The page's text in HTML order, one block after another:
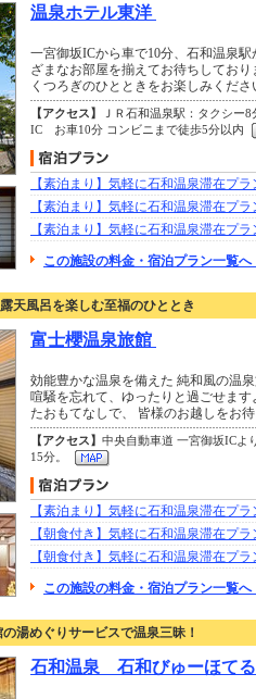
温泉ホテル東洋
一宮御坂ICから車で10分、石和温泉
ざまなお部屋を揃えてお待ちしてお
くつろぎのひとときをお楽しみくださ
【アクセス】
ＪＲ石和温泉駅：タクシ
IC お車10分 コンビニまで徒歩5分以内
【素泊まり】気軽に石和温泉滞在プ
【素泊まり】気軽に石和温泉滞在プ
【素泊まり】気軽に石和温泉滞在プ
この施設の料金・宿泊プラン一覧
天風呂を楽しむ至福のひととき
富士櫻温泉旅館
効能豊かな温泉を備えた 純和風の温
喧騒を忘れて、ゆったりと過ごせま
たおもてなしで、 皆様のお越しをお
【アクセス】 中央自動車道 一宮御坂ICよ
15分。
【素泊まり】気軽に石和温泉滞在プラ
【朝食付き】気軽に石和温泉滞在プラ
【朝食付き】気軽に石和温泉滞在プラ
この施設の料金・宿泊プラン一覧
湯めぐりサービスで温泉三昧！
石和温泉 石和びゅーほてる